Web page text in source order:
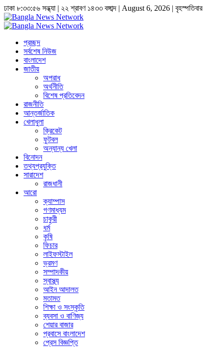
ঢাকা ৮:৩৩:৫৬ সন্ধ্যা | ২২ শ্রাবণ ১৪৩৩ বঙ্গাব্দ | August 6, 2026 | বৃহস্পতিবার
প্রচ্ছদ
সর্বশেষ নিউজ
বাংলাদেশ
জাতীয়
অপরাধ
অর্থনীতি
বিশেষ প্রতিবেদন
রাজনীতি
আন্তর্জাতিক
খেলাধুলা
ক্রিকেট
ফুটবল
অন্যান্য খেলা
বিনোদন
তথ্যপ্রযুক্তি
সারাদেশ
রাজধানী
আরো
ক্যাম্পাস
গণমাধ্যম
চাকুরী
ধর্ম
কৃষি
ফিচার
লাইফস্টাইল
ভ্রমণ
সম্পাদকীয়
স্বাস্থ্য
আইন আদালত
মতামত
শিক্ষা ও সংস্কৃতি
ব্যবসা ও বাণিজ্য
শেয়ার বাজার
প্রবাসে বাংলাদেশ
প্রেস বিজ্ঞপ্তি